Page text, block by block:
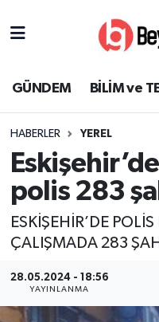
GÜNDEM BİLİM ve
HABERLER YEREL
polis 283
ESKİŞEHİR’DE
ÇALIŞMADA 283
28.05.2024 - 18:56
YAYINLANMA
EKONOMİ
SPOR
SAĞLIK
KÜLTÜR SANAT
Süper Lig Puan
Tüm Manşetler
Son Dakika